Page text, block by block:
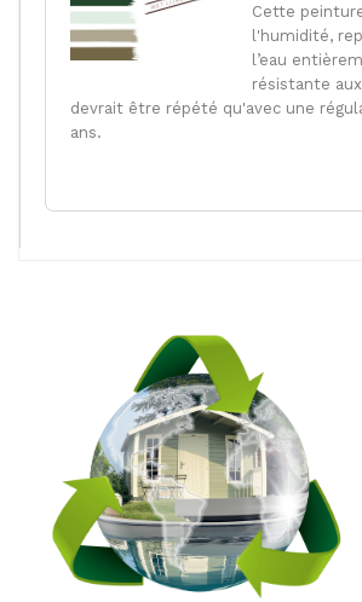
Cette
l'humidité,
l’eau
résistante aux
devrait être répété qu'avec une
ans.